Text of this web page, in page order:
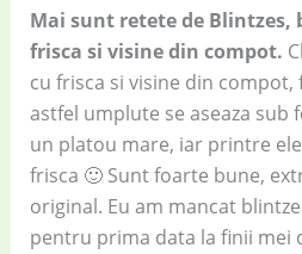
Mai sunt retete de
frisca si visine din compot.
cu frisca si visine din
astfel umplute se aseaza sub
un platou mare, iar printre
frisca 🙂 Sunt foarte bune,
original. Eu am mancat
pentru prima data la finii mei